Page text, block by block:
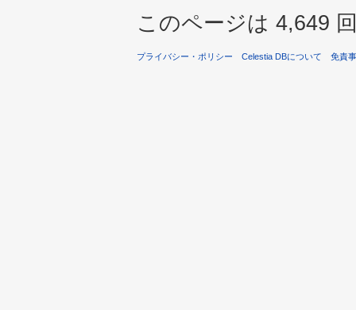
このページは 4,649
プライバシー・ポリシー Celestia DBについて 免責